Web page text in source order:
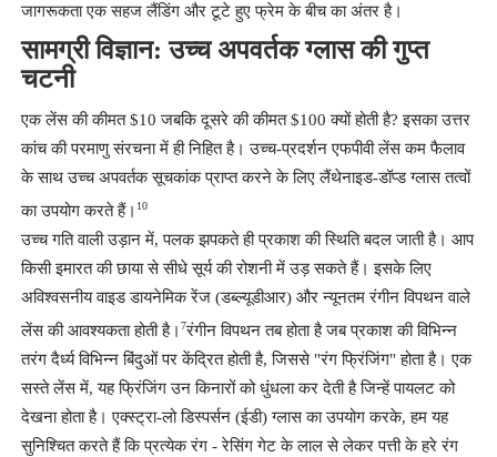
जागरूकता एक सहज लैंडिंग और टूटे हुए फ्रेम के बीच का अंतर है।
सामग्री विज्ञान: उच्च अपवर्तक ग्लास की गुप्त
चटनी
एक लेंस की कीमत $10 जबकि दूसरे की कीमत $100 क्यों होती है? इसका उत्तर
कांच की परमाणु संरचना में ही निहित है। उच्च-प्रदर्शन एफपीवी लेंस कम फैलाव
के साथ उच्च अपवर्तक सूचकांक प्राप्त करने के लिए लैंथेनाइड-डॉप्ड ग्लास तत्वों
का उपयोग करते हैं। 10
उच्च गति वाली उड़ान में, पलक झपकते ही प्रकाश की स्थिति बदल जाती है। आप
किसी इमारत की छाया से सीधे सूर्य की रोशनी में उड़ सकते हैं। इसके लिए
अविश्वसनीय वाइड डायनेमिक रेंज (डब्ल्यूडीआर) और न्यूनतम रंगीन विपथन वाले
लेंस की आवश्यकता होती है। 7रंगीन विपथन तब होता है जब प्रकाश की विभिन्न
तरंग दैर्ध्य विभिन्न बिंदुओं पर केंद्रित होती है, जिससे "रंग फ्रिंजिंग" होता है। एक
सस्ते लेंस में, यह फ्रिंजिंग उन किनारों को धुंधला कर देती है जिन्हें पायलट को
देखना होता है। एक्स्ट्रा-लो डिस्पर्सन (ईडी) ग्लास का उपयोग करके, हम यह
सुनिश्चित करते हैं कि प्रत्येक रंग - रेसिंग गेट के लाल से लेकर पत्ती के हरे रंग